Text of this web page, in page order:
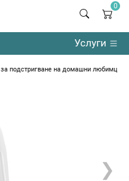
0
Услуги
подстригване на домашни любимци
❯